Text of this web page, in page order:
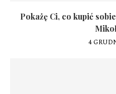
Pokażę Ci, co kupić
4